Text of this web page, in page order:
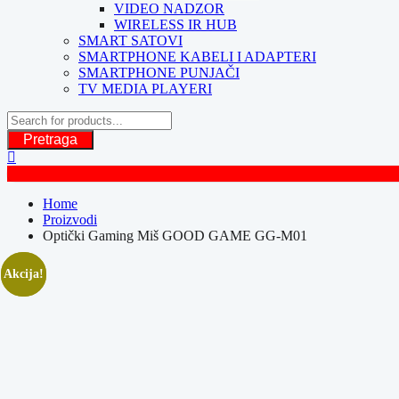
VIDEO NADZOR
WIRELESS IR HUB
SMART SATOVI
SMARTPHONE KABELI I ADAPTERI
SMARTPHONE PUNJAČI
TV MEDIA PLAYERI
Pretraga
Home
Proizvodi
Optički Gaming Miš GOOD GAME GG-M01
Akcija!
Akcija!